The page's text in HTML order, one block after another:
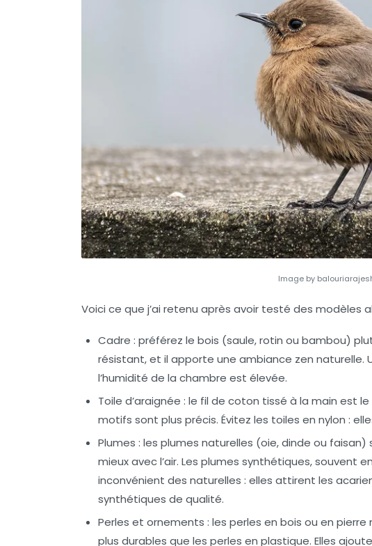
Image by
Voici ce que j’ai retenu après avoir testé des modèles
Cadre : préférez le bois (saule, rotin ou bambou)
résistant, et il apporte une ambiance zen naturelle.
l’humidité de la chambre est élevée.
Toile d’araignée : le fil de coton tissé à la main est le
motifs sont plus précis. Évitez les toiles en nylon :
Plumes : les plumes naturelles (oie, dinde ou
mieux avec l’air. Les plumes synthétiques, souvent
inconvénient des naturelles : elles attirent les
synthétiques de qualité.
Perles et ornements : les perles en bois ou en
plus durables que les perles en plastique. Elles